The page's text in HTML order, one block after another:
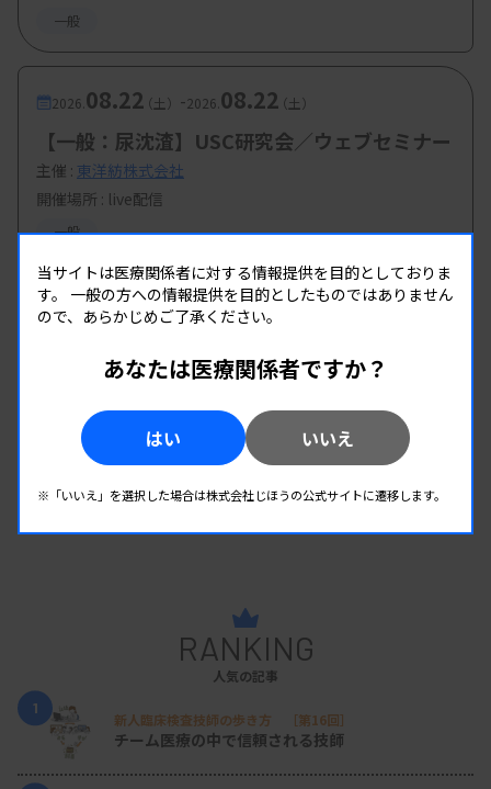
一般
2026. 08.22（土） -2026. 08.22（土）
【一般：尿沈渣】USC研究会／ウェブセミナー
主催 : 東洋紡株式会社
開催場所 : live配信
一般
RANKING
人気の記事
1
新人臨床検査技師の歩き方 ［第16回］
チーム医療の中で信頼される技師
当サイトは医療関係者に対する情報提供を目的としておりま
す。 一般の方への情報提供を目的としたものではありません
ので、あらかじめご了承ください。
あなたは医療関係者ですか？
はい いいえ
※「いいえ」を選択した場合は株式会社じほうの公式サイトに遷移します。